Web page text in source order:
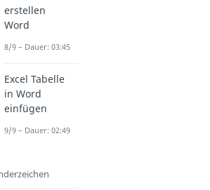
erstellen
Word
8/9 – Dauer: 03:45
Excel Tabelle
in Word
einfügen
9/9 – Dauer: 02:49